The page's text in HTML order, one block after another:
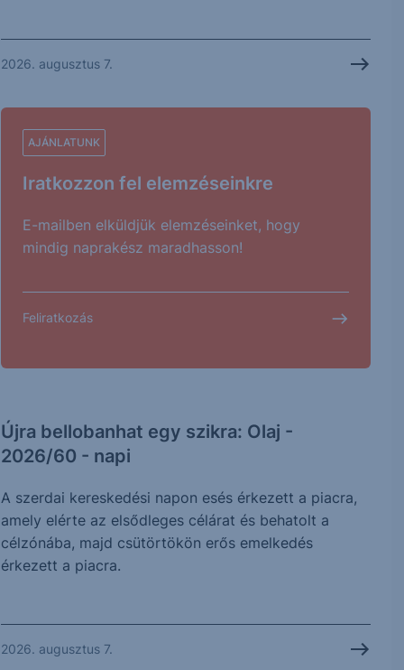
2026. augusztus 7.
AJÁNLATUNK
Iratkozzon fel elemzéseinkre
E-mailben elküldjük elemzéseinket, hogy
mindig naprakész maradhasson!
Feliratkozás
Újra bellobanhat egy szikra: Olaj -
2026/60 - napi
A szerdai kereskedési napon esés érkezett a piacra,
amely elérte az elsődleges célárat és behatolt a
célzónába, majd csütörtökön erős emelkedés
érkezett a piacra.
2026. augusztus 7.